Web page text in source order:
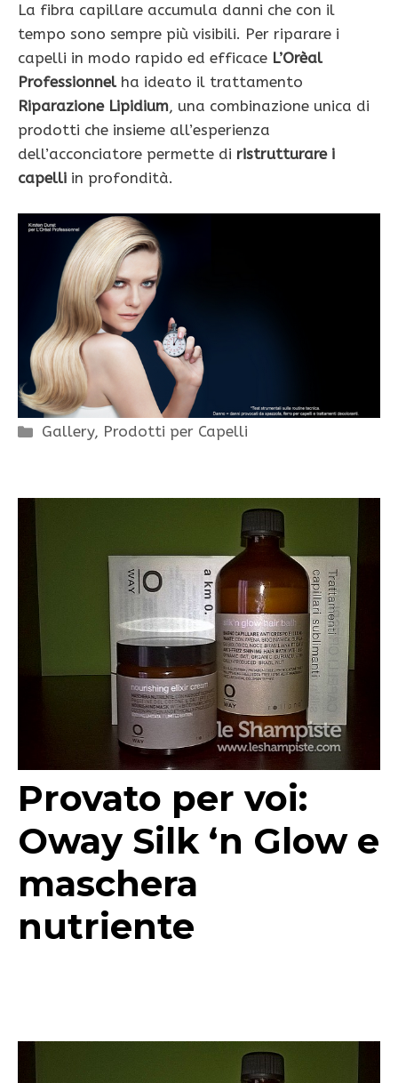
La fibra capillare accumula danni che con il
tempo sono sempre più visibili. Per riparare i
capelli in modo rapido ed efficace L’Orèal
Professionnelha ideato il trattamento
Riparazione Lipidium, una combinazione unica di
prodotti che insieme all’esperienza
dell’acconciatore permette di ristrutturare i
capelli in profondità.
Categorie
Gallery, Prodotti per Capelli
Provato per voi:
Oway Silk ‘n Glow e
maschera
nutriente